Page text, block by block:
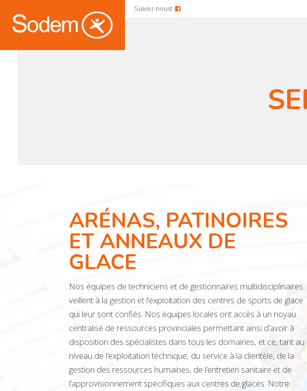
Suivez nous!
ARÉNAS, PATINOIRES
ET ANNEAUX DE
GLACE
Nos équipes de techniciens et de gestionnaires multidisciplinaires
veillent à la gestion et l’exploitation des centres de sports de glace
qui leur sont confiés. Nos équipes locales ont accès à un noyau
centralisé de ressources provinciales permettant ainsi d’avoir à
disposition des spécialistes dans tous les domaines, et ce, tant au
niveau de l’exploitation technique, du service à la clientèle, de la
gestion des ressources humaines, de l’entretien sanitaire et de
l’approvisionnement spécifiques aux centres de glaces. Notre